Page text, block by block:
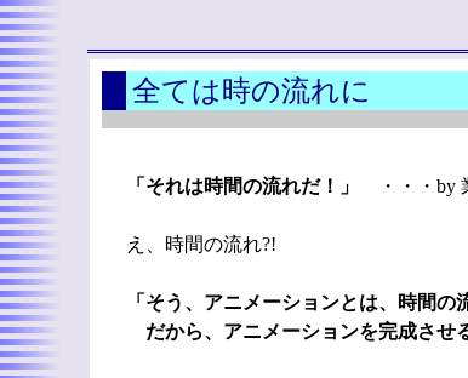
全ては時の流れに
「それは時間の流れだ！」 ・・・by
え、時間の流れ?!
「そう、アニメーションとは、時間の
だから、アニメーションを完成させ